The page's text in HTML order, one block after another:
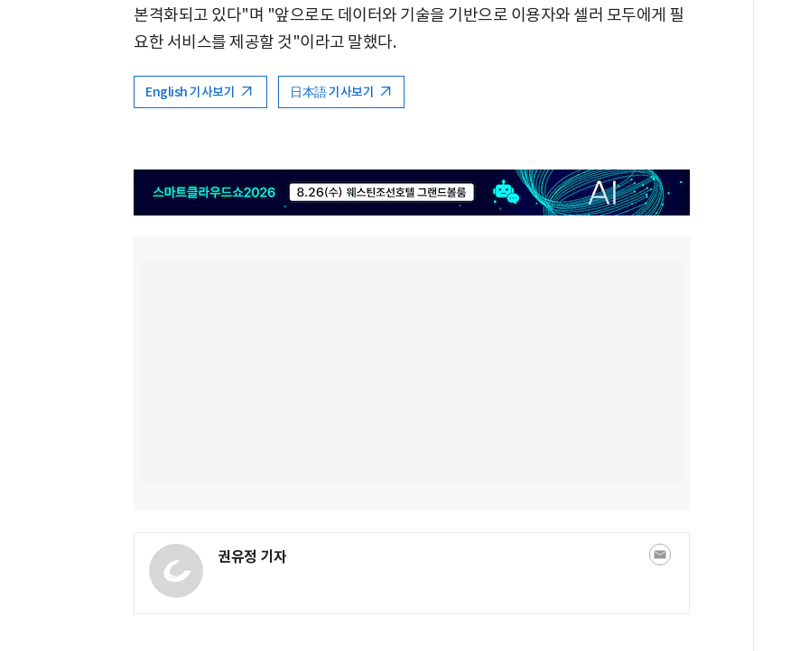
본격화되고 있다"며 "앞으로도 데이터와 기술을 기반으로 이용자와 셀러 모두에게 필
요한 서비스를 제공할 것"이라고 말했다.
English 기사보기 日本語 기사보기
권유정 기자